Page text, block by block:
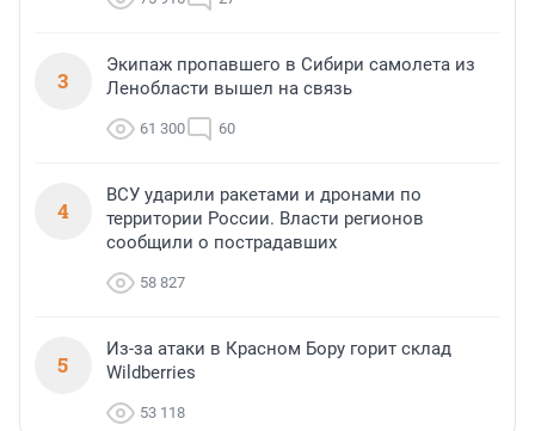
3
Экипаж пропавшего в Сибири самолета из
Ленобласти вышел на связь
61 300 60
4
ВСУ ударили ракетами и дронами по
территории России. Власти регионов
сообщили о пострадавших
58 827
5
Из-за атаки в Красном Бору горит склад
Wildberries
53 118